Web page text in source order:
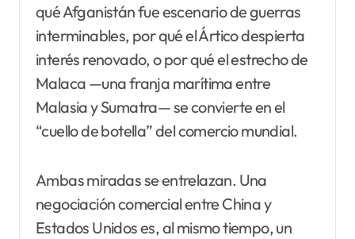
qué Afganistán fue escenario de guerras
interminables, por qué el Ártico despierta
interés renovado, o por qué el estrecho de
Malaca —una franja marítima entre
Malasia y Sumatra— se convierte en el
“cuello de botella” del comercio mundial.
Ambas miradas se entrelazan. Una
negociación comercial entre China y
Estados Unidos es, al mismo tiempo, un